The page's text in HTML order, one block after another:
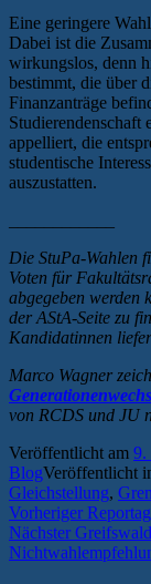
Eine geringere
Dabei ist die
wirkungslos, denn
bestimmt, die über
Finanzanträge
Studierendenschaft
appelliert, die
studentische
auszustatten.
Die StuPa-Wahlen
Voten für
abgegeben werden
der AStA-Seite zu
Kandidatinnen
Marco Wagner
von RCDS und JU
Veröffentlicht am 9.
BlogVeröffentlicht
Gleichstellung,
Vorheriger
Beitrag:
Nächster Nächster
Beitrag: